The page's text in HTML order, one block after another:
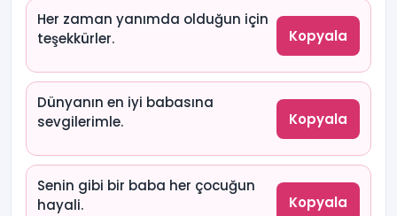
Her zaman yanımda olduğun için
teşekkürler.
Kopyala
Dünyanın en iyi babasına
sevgilerimle.
Kopyala
Senin gibi bir baba her çocuğun
hayali.
Kopyala